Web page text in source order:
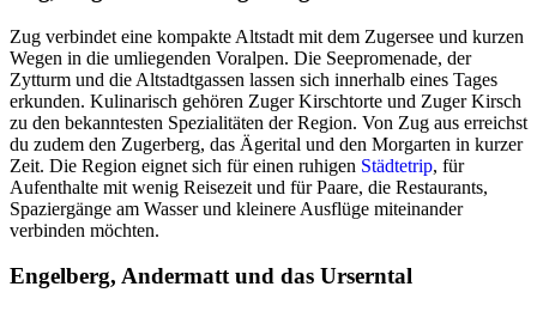
Zug verbindet eine kompakte Altstadt mit dem Zugersee und kurzen
Wegen in die umliegenden Voralpen. Die Seepromenade, der
Zytturm und die Altstadtgassen lassen sich innerhalb eines Tages
erkunden. Kulinarisch gehören Zuger Kirschtorte und Zuger Kirsch
zu den bekanntesten Spezialitäten der Region. Von Zug aus erreichst
du zudem den Zugerberg, das Ägerital und den Morgarten in kurzer
Zeit. Die Region eignet sich für einen ruhigen Städtetrip, für
Aufenthalte mit wenig Reisezeit und für Paare, die Restaurants,
Spaziergänge am Wasser und kleinere Ausflüge miteinander
verbinden möchten.
Engelberg, Andermatt und das Urserntal